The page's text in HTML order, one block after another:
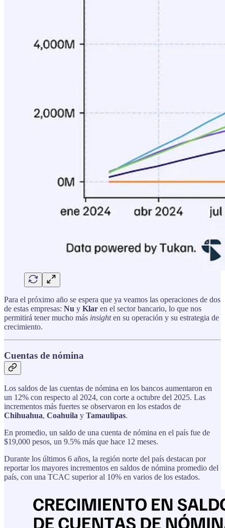
Para el próximo año se espera que ya veamos las operaciones de dos
de estas empresas: Nu y Klar en el sector bancario, lo que nos
permitirá tener mucho más insighten su operación y su estrategia de
crecimiento.
Cuentas de nómina
Los saldos de las cuentas de nómina en los bancos aumentaron en
un 12% con respecto al 2024, con corte a octubre del 2025. Las
incrementos más fuertes se observaron en los estados de
Chihuahua, Coahuila y Tamaulipas.
En promedio, un saldo de una cuenta de nómina en el país fue de
$19,000 pesos, un 9.5% más que hace 12 meses.
Durante los últimos 6 años, la región norte del país destacan por
reportar los mayores incrementos en saldos de nómina promedio del
país, con una TCAC superior al 10% en varios de los estados.